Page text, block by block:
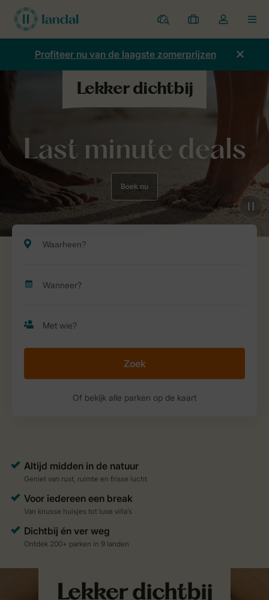
Parken
Mijn
boekingen
Open
de
dropdown
Profiteer nu van de laagste zomerprijzen
Last minute deals
Boek nu
Zoek
Of bekijk alle parken op de kaart